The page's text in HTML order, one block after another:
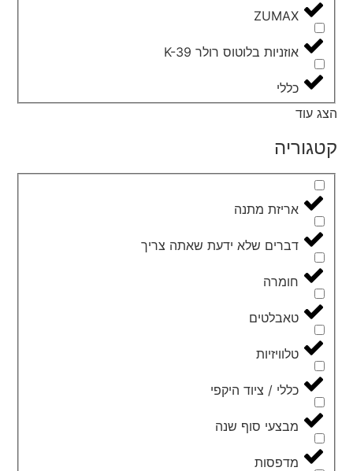
ZUMAX
אוזניות בלוטוס רולר K-39
כללי
הצג עוד
קטגוריה
אריזת מתנה
דברים שלא ידעת שאתה צריך
חומרה
טאבלטים
טלוויזיות
כללי / ציוד היקפי
מבצעי סוף שנה
מדפסות